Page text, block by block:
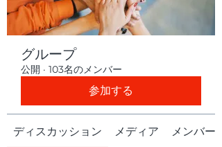
グループ
公開 · 103名のメンバー
参加する
ディスカッション メディア メンバー